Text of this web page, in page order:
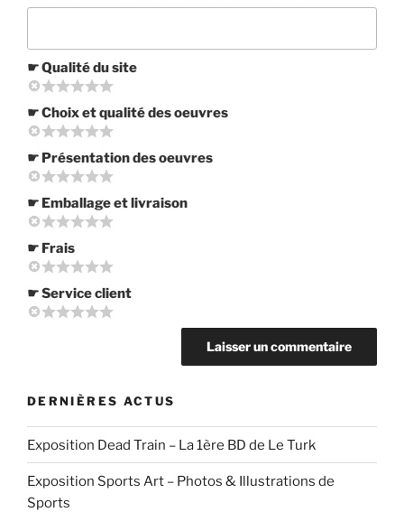
☛ Qualité du site
☛ Choix et qualité des oeuvres
☛ Présentation des oeuvres
☛ Emballage et livraison
☛ Frais
☛ Service client
DERNIÈRES ACTUS
Exposition Dead Train – La 1ère BD de Le Turk
Exposition Sports Art – Photos & Illustrations de
Sports